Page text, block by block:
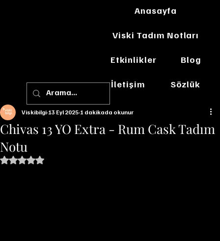
Anasayfa
Viski Tadım Notları
Etkinlikler Blog
İletişim Sözlük
Chivas 13 YO Extra - Rum Cask Tadım
Notu
Viskibilgi 13 Eyl 2025 1 dakikada okunur
5 üzerinden NaN yıldız